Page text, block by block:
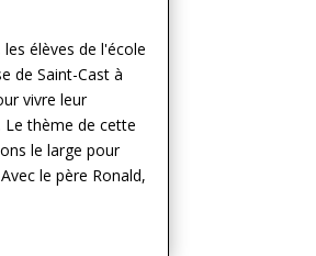
élèves de l'école
de Saint-Cast à
vivre leur
thème de cette
le large pour
le père Ronald,